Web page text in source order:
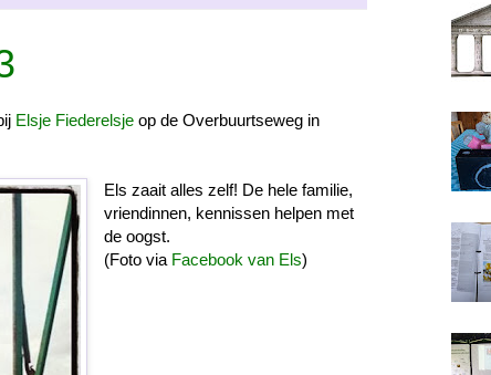
Elsje Fiederelsje op de Overbuurtseweg in
Els zaait alles zelf! De hele familie,
vriendinnen, kennissen helpen met
de oogst.
(Foto via Facebook van Els)